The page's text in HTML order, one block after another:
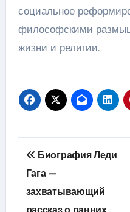
социальное
философскими
жизни и религии.
Навигация
по
записям
Биография Леди
Гага —
захватывающий